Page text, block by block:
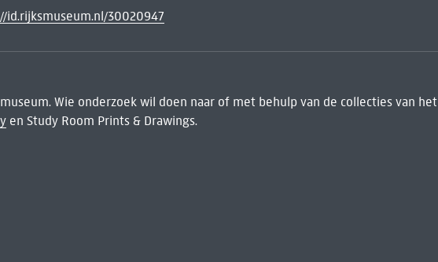
id.rijksmuseum.nl/30020947
Wie onderzoek wil doen naar of met behulp van de collecties van het
en Study Room Prints & Drawings.